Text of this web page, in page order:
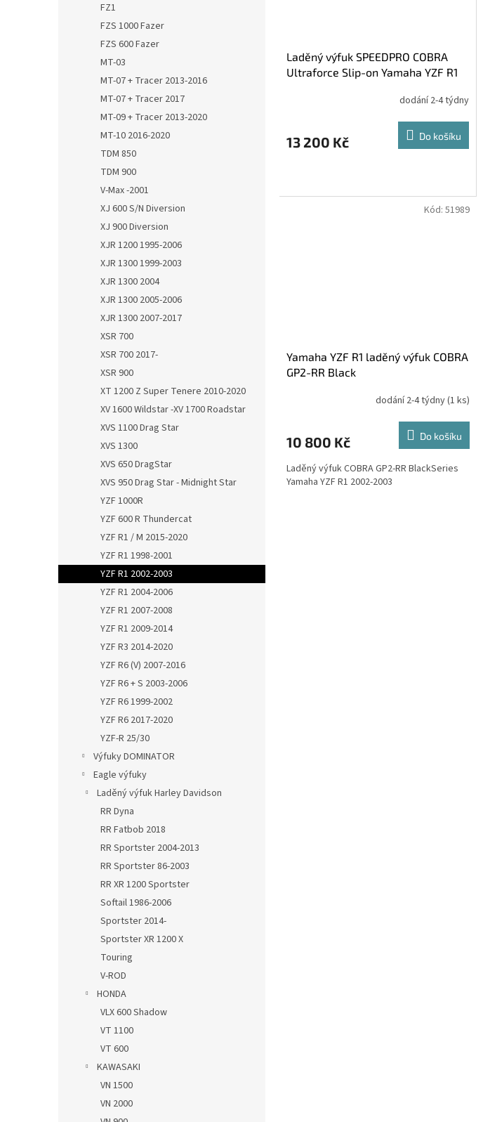
FZ1
FZS 1000 Fazer
FZS 600 Fazer
MT-03
MT-07 + Tracer 2013-2016
MT-07 + Tracer 2017
MT-09 + Tracer 2013-2020
MT-10 2016-2020
TDM 850
TDM 900
V-Max -2001
XJ 600 S/N Diversion
XJ 900 Diversion
XJR 1200 1995-2006
XJR 1300 1999-2003
XJR 1300 2004
XJR 1300 2005-2006
XJR 1300 2007-2017
XSR 700
XSR 700 2017-
XSR 900
XT 1200 Z Super Tenere 2010-2020
XV 1600 Wildstar -XV 1700 Roadstar
XVS 1100 Drag Star
XVS 1300
XVS 650 DragStar
XVS 950 Drag Star - Midnight Star
YZF 1000R
YZF 600 R Thundercat
YZF R1 / M 2015-2020
YZF R1 1998-2001
YZF R1 2002-2003
YZF R1 2004-2006
YZF R1 2007-2008
YZF R1 2009-2014
YZF R3 2014-2020
YZF R6 (V) 2007-2016
YZF R6 + S 2003-2006
YZF R6 1999-2002
YZF R6 2017-2020
YZF-R 25/30
Výfuky DOMINATOR
Eagle výfuky
Laděný výfuk Harley Davidson
RR Dyna
RR Fatbob 2018
RR Sportster 2004-2013
RR Sportster 86-2003
RR XR 1200 Sportster
Softail 1986-2006
Sportster 2014-
Sportster XR 1200 X
Touring
V-ROD
HONDA
VLX 600 Shadow
VT 1100
VT 600
KAWASAKI
VN 1500
VN 2000
Laděný výfuk SPEEDPRO COBRA
Ultraforce Slip-on Yamaha YZF R1
dodání 2-4 týdny
13 200 Kč Do košíku
Yamaha YZF R1 laděný výfuk COBRA
GP2-RR Black
dodání 2-4 týdny(1 ks)
10 800 Kč Do košíku
Laděný výfuk COBRA GP2-RR BlackSeries
Yamaha YZF R1 2002-2003
Kód: 51989